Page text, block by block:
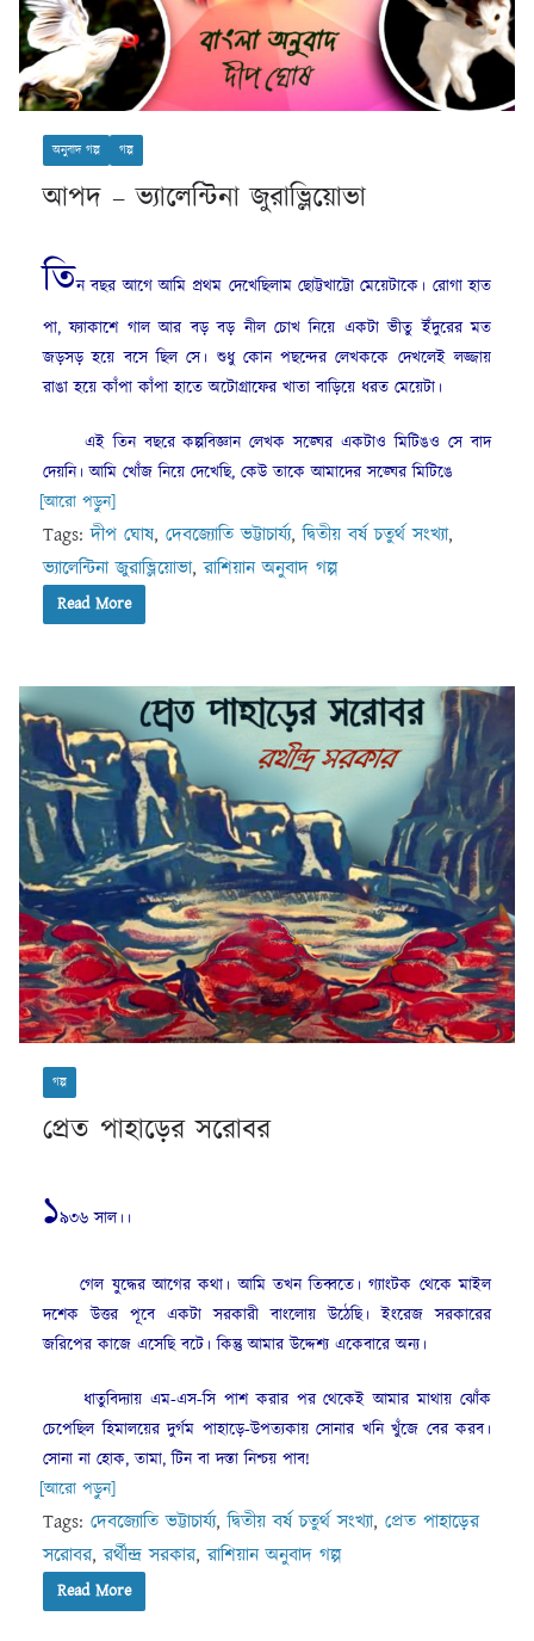
অনুবাদ গল্প গল্প
আপদ – ভ্যালেন্টিনা জুরাভ্লিয়োভা
তিন বছর আগে আমি প্রথম দেখেছিলাম ছোট্টখাট্টো মেয়েটাকে। রোগা হাত
পা, ফ্যাকাশে গাল আর বড় বড় নীল চোখ নিয়ে একটা ভীতু ইঁদুরের মত
জড়সড় হয়ে বসে ছিল সে। শুধু কোন পছন্দের লেখককে দেখলেই লজ্জায়
রাঙা হয়ে কাঁপা কাঁপা হাতে অটোগ্রাফের খাতা বাড়িয়ে ধরত মেয়েটা।
এই তিন বছরে কল্পবিজ্ঞান লেখক সঙ্ঘের একটাও মিটিঙও সে বাদ
দেয়নি। আমি খোঁজ নিয়ে দেখেছি, কেউ তাকে আমাদের সঙ্ঘের মিটিঙে
[আরো পড়ুন]
Tags:দীপ ঘোষ, দেবজ্যোতি ভট্টাচার্য্য,দ্বিতীয় বর্ষ চতুর্থ সংখ্যা,
ভ্যালেন্টিনা জুরাভ্লিয়োভা,রাশিয়ান অনুবাদ গল্প
Read More
গল্প
প্ৰেত পাহাড়ের সরোবর
১৯৩৬ সাল।।
গেল যুদ্ধের আগের কথা। আমি তখন তিব্বতে। গ্যাংটক থেকে মাইল
দশেক উত্তর পূবে একটা সরকারী বাংলোয় উঠেছি। ইংরেজ সরকারের
জরিপের কাজে এসেছি বটে। কিন্তু আমার উদ্দেশ্য একেবারে অন্য।
ধাতুবিদ্যায় এম-এস-সি পাশ করার পর থেকেই আমার মাথায় ঝোঁক
চেপেছিল হিমালয়ের দুৰ্গম পাহাড়ে-উপত্যকায় সোনার খনি খুঁজে বের করব।
সোনা না হোক, তামা, টিন বা দস্তা নিশ্চয় পাব!
[আরো পড়ুন]
Tags: দেবজ্যোতি ভট্টাচার্য্য,দ্বিতীয় বর্ষ চতুর্থ সংখ্যা, প্ৰেত পাহাড়ের
সরোবর,রর্থীন্দ্র সরকার,রাশিয়ান অনুবাদ গল্প
Read More